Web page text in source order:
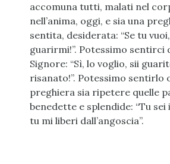
accomuna tutti, malati nel
nell’anima, oggi, e sia una
sentita, desiderata: “Se tu
guarirmi!”. Potessimo sentirci
Signore: “Sì, lo voglio, sii
risanato!”. Potessimo sentirlo
preghiera sia ripetere quelle
benedette e splendide: “Tu
tu mi liberi dall’angoscia”.